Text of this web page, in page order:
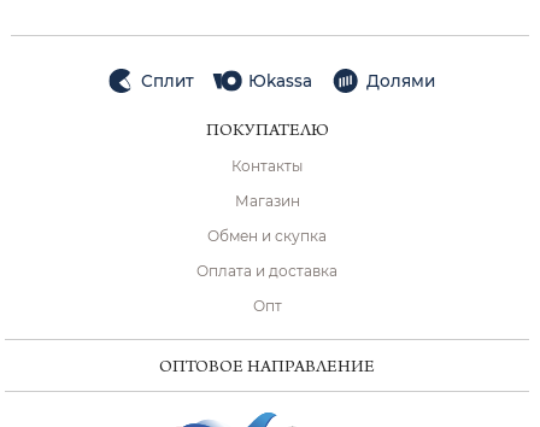
Сплит Юkassa Долями
ПОКУПАТЕЛЮ
Контакты
Магазин
Обмен и скупка
Оплата и доставка
Опт
ОПТОВОЕ НАПРАВЛЕНИЕ